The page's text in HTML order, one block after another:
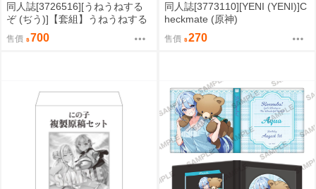
同人誌[3726516][うねうねする
ぞ (ぢう)]【套組】うねうねする
ぞ「ブルアカ本」セット (蔚藍檔
案)
售價 700
同人誌[3773110][YENI (YENI)]C
heckmate (原神)
售價 270